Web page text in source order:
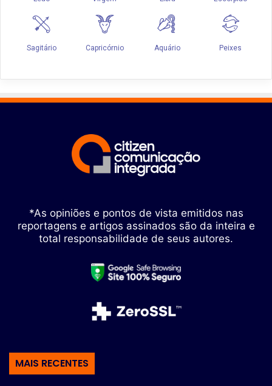
*As opiniões e pontos de vista emitidos nas
reportagens e artigos assinados são da inteira e
total responsabilidade de seus autores.
MAIS RECENTES